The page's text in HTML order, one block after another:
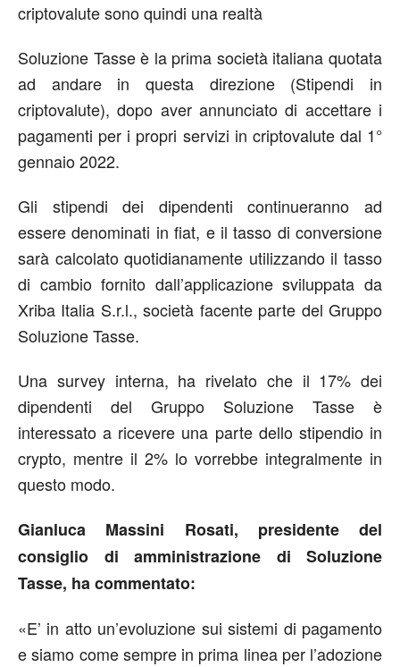
criptovalute sono quindi una realtà
Soluzione Tasse è la prima società italiana quotata
ad andare in questa direzione (Stipendi in
criptovalute), dopo aver annunciato di accettare i
pagamenti per i propri servizi in criptovalute dal 1°
gennaio 2022.
Gli stipendi dei dipendenti continueranno ad
essere denominati in fiat, e il tasso di conversione
sarà calcolato quotidianamente utilizzando il tasso
di cambio fornito dall’applicazione sviluppata da
Xriba Italia S.r.l., società facente parte del Gruppo
Soluzione Tasse.
Una survey interna, ha rivelato che il 17% dei
dipendenti del Gruppo Soluzione Tasse è
interessato a ricevere una parte dello stipendio in
crypto, mentre il 2% lo vorrebbe integralmente in
questo modo.
Gianluca Massini Rosati, presidente del
consiglio di amministrazione di Soluzione
Tasse, ha commentato:
«E’ in atto un’evoluzione sui sistemi di pagamento
e siamo come sempre in prima linea per l’adozione